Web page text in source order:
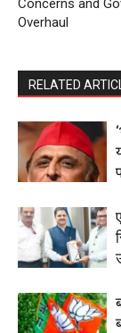
Contact us
Overhaul
RELATED